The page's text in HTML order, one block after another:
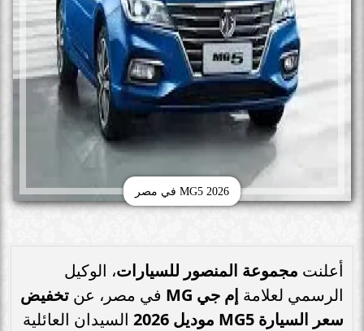
MG5 2026 في مصر
أعلنت مجموعة المنصور للسيارات، الوكيل
الرسمي لعلامة إم جي MG في مصر، عن تخفيض
سعر السيارة MG5 موديل 2026
السيدان العائلية